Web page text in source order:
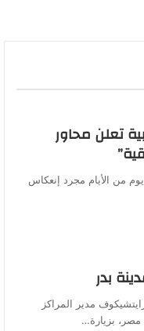
تعلن محاور
من الأيام مجرد إنعكاس
بدر
مدير المراكز
مصر، بزيارة…